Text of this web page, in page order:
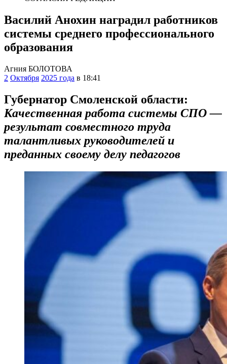
Василий Анохин наградил работников
системы среднего профессионального
образования
Агния БОЛОТОВА
2 Октября 2025 года в 18:41
Губернатор Смоленской области:
Качественная работа системы СПО —
результат совместного труда
талантливых руководителей и
преданных своему делу педагогов